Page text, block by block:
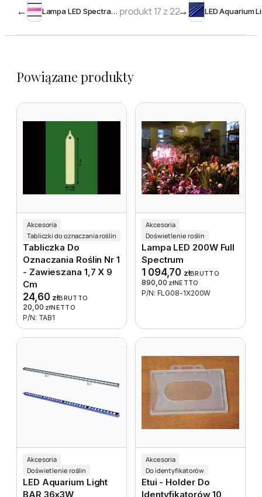
← Lampa LED SpectraBox Pro 600W produkt 17 z 22→
Powiązane produkty
Akcesoria
Tabliczki do oznaczania roślin
Tabliczka Do
Oznaczania Roślin Nr 1
- Zawieszana 1,7 X 9
Cm
24,60 złBRUTTO
20,00 złNETTO
P/N: TAB1
Akcesoria
Doświetlenie roślin
Lampa LED 200W Full
Spectrum
1 094,70 złBRUTTO
890,00 złNETTO
P/N: FLG08-1X200W
Akcesoria
Doświetlenie roślin
LED Aquarium Light
BAR 36x3W
Akcesoria
Do identyfikatorów
Etui - Holder Do
Identyfikatorów 10